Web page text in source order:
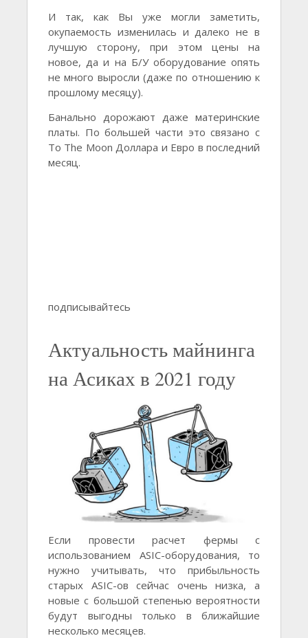
И так, как Вы уже могли заметить,
окупаемость изменилась и далеко не в
лучшую сторону, при этом цены на
новое, да и на Б/У оборудование опять
не много выросли (даже по отношению к
прошлому месяцу).
Банально дорожают даже материнские
платы. По большей части это связано с
To The Moon Доллара и Евро в последний
месяц.
подписывайтесь
Актуальность майнинга
на Асиках в 2021 году
Если провести расчет фермы с
использованием ASIC-оборудования, то
нужно учитывать, что прибыльность
старых ASIC-ов сейчас очень низка, а
новые с большой степенью вероятности
будут выгодны только в ближайшие
несколько месяцев.